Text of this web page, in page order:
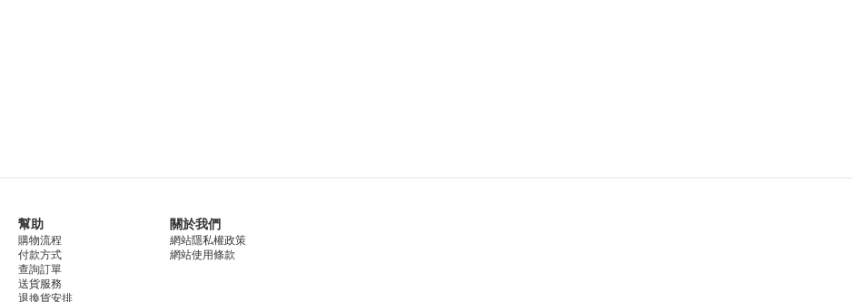
幫助
購物流程
付款方式
查詢訂單
送貨服務
退換貨安排
關於我們
網站隱私權政策
網站使用條款